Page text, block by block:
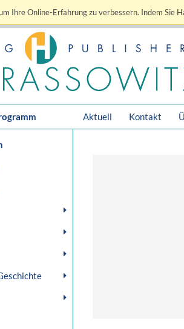
Ihre Online-Erfahrung zu verbessern. Indem Sie
Aktuell Kontakt